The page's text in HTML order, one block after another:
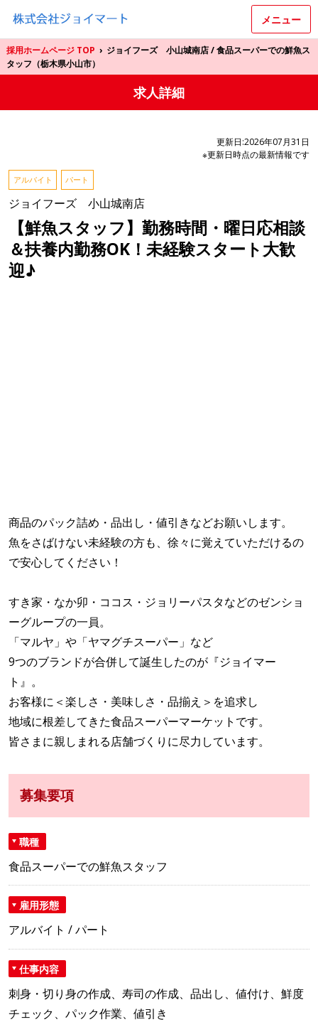
メニュー
採用ホームページ TOP › ジョイフーズ 小山城南店 / 食品スーパーでの鮮魚ス
タッフ（栃木県小山市）
求人詳細
更新日:2026年07月31日
※更新日時点の最新情報です
アルバイト パート
ジョイフーズ 小山城南店
【鮮魚スタッフ】勤務時間・曜日応相談
＆扶養内勤務OK！未経験スタート大歓
迎♪
商品のパック詰め・品出し・値引きなどお願いします。
魚をさばけない未経験の方も、徐々に覚えていただけるの
で安心してください！
すき家・なか卯・ココス・ジョリーパスタなどのゼンショ
ーグループの一員。
「マルヤ」や「ヤマグチスーパー」など
9つのブランドが合併して誕生したのが『ジョイマー
ト』。
お客様に＜楽しさ・美味しさ・品揃え＞を追求し
地域に根差してきた食品スーパーマーケットです。
皆さまに親しまれる店舗づくりに尽力しています。
募集要項
職種
食品スーパーでの鮮魚スタッフ
雇用形態
アルバイト / パート
仕事内容
刺身・切り身の作成、寿司の作成、品出し、値付け、鮮度
チェック、パック作業、値引き